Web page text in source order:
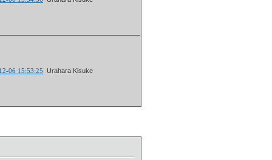
06 15:53:25 Urahara Kisuke